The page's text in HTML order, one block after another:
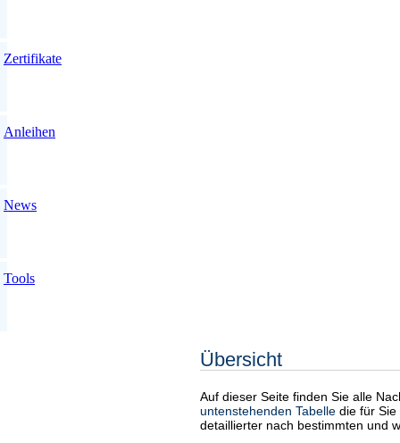
Zertifikate
Anleihen
News
Tools
Übersicht
Auf dieser Seite finden Sie alle
untenstehenden Tabelle die für
detaillierter nach bestimmten und